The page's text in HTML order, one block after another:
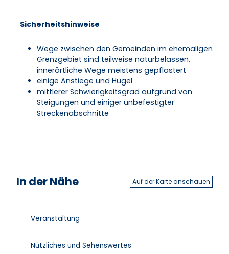
Sicherheitshinweise
Wege zwischen den Gemeinden im ehemaligen
Grenzgebiet sind teilweise naturbelassen,
innerörtliche Wege meistens gepflastert
einige Anstiege und Hügel
mittlerer Schwierigkeitsgrad aufgrund von
Steigungen und einiger unbefestigter
Streckenabschnitte
In der Nähe Auf der Karte anschauen
Veranstaltung
Nützliches und Sehenswertes